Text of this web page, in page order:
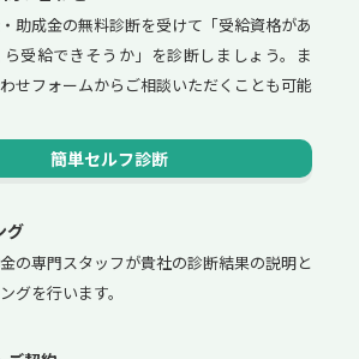
助成金の無料診断を受けて「受給資格があ
受給できそうか」を診断しましょう。ま
せフォームからご相談いただくことも可能
簡単セルフ診断
グ
の専門スタッフが貴社の診断結果の説明と
グを行います。